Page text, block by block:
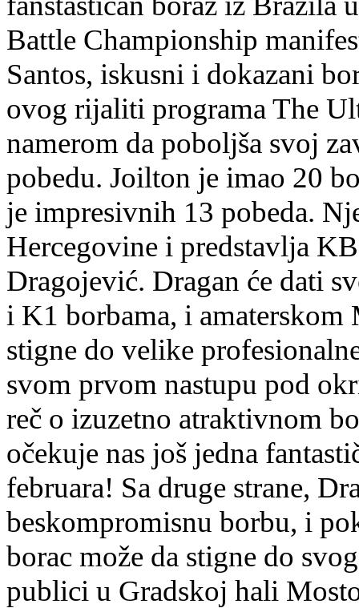
Battle Championship
Santos, iskusni i dokazani
ovog rijaliti programa The
namerom da poboljša svoj
pobedu. Joilton je imao 20
je impresivnih 13 pobeda.
Hercegovine i predstavlja
Dragojević. Dragan će dati
i K1 borbama, i
stigne do velike
svom prvom nastupu pod
reč o izuzetno atraktivnom
očekuje nas još jedna
februara! Sa druge strane,
beskompromisnu borbu, i
borac može da stigne do
publici u Gradskoj hali